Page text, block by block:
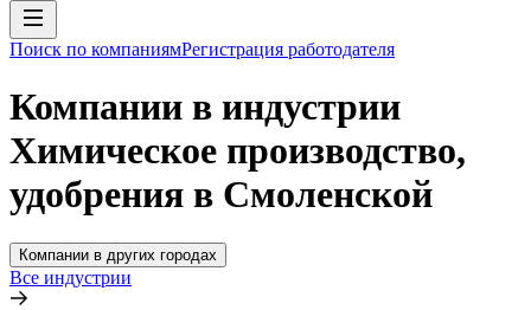
Поиск по компаниямРегистрация работодателя
Компании в индустрии
Химическое производство,
удобрения в Смоленской
Компании в других городах
Все индустрии